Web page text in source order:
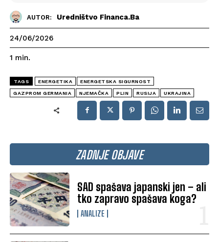
ZADNJE OBJAVE
SAD spašava japanski jen – ali
tko zapravo spašava koga?
ANALIZE
AUTOR: Uredništvo Financa.ba
24/06/2026
1 min.
TAGS ENERGETIKA ENERGETSKA SIGURNOST
GAZPROM GERMANIA NJEMAČKA PLIN RUSIJA UKRAJINA